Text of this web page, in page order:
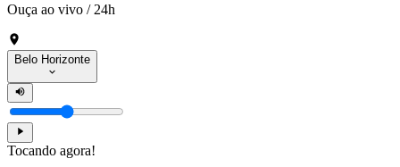
Ouça ao vivo / 24h
Belo Horizonte
Tocando agora!